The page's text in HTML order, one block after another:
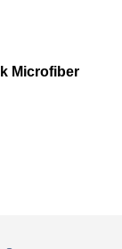
Microfiber